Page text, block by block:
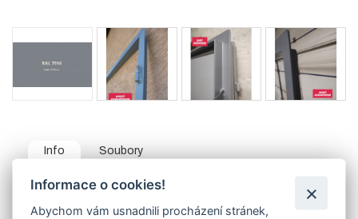
Info Soubory
Zárubně nevedeme skladem - vyrábíme pouze na
Informace o cookies!
Abychom vám usnadnili procházení stránek,